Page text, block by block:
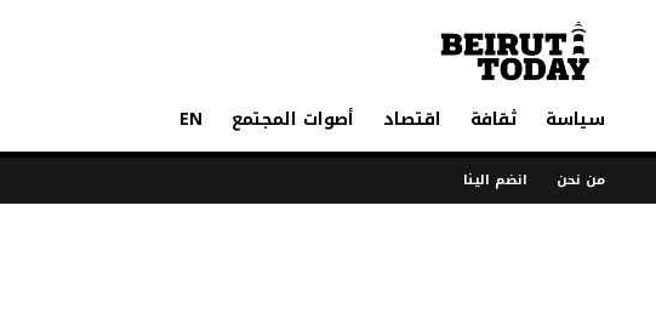
سياسة ثقافة اقتصاد أصوات المجتمع EN
من نحن انضم الينا